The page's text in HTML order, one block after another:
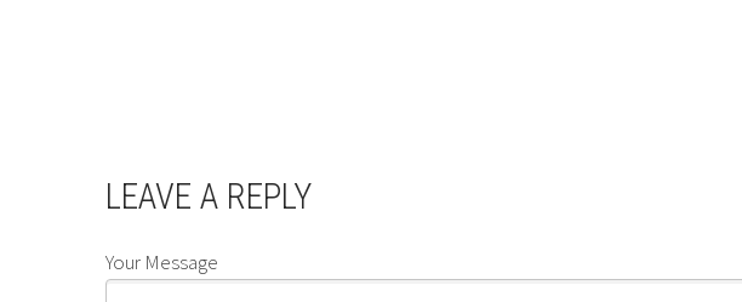
LEAVE A REPLY
Your Message